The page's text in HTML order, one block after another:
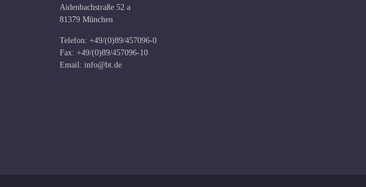
Aidenbachstraße 52 a
81379 München
Telefon: +49/(0)89/457096-0
Fax: +49/(0)89/457096-10
Email: info@bt.de